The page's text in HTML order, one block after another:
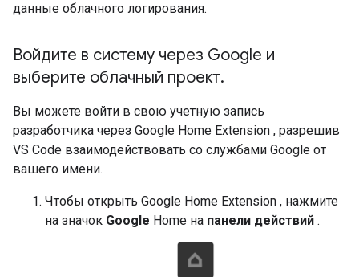
данные облачного логирования.
Войдите в систему через Google и
выберите облачный проект.
Вы можете войти в свою учетную запись
разработчика через Google Home Extension , разрешив
VS Code взаимодействовать со службами Google от
вашего имени.
Чтобы открыть Google Home Extension , нажмите
на значок Google Home на панели действий .